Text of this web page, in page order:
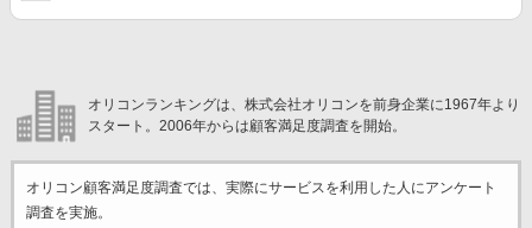
オリコンランキングは、株式会社オリコンを前身企業に1967年より
スタート。2006年からは顧客満足度調査を開始。
オリコン顧客満足度調査では、実際にサービスを利用した 人にアンケート
調査を実施。